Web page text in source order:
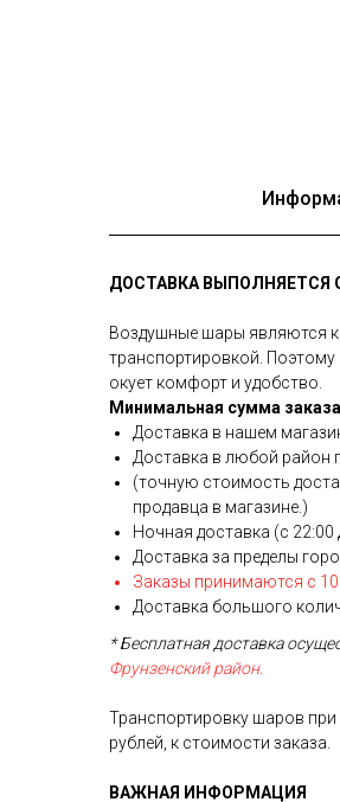
ДОСТАВКА ВЫПОЛНЯЕТСЯ
Воздушные шары являются
транспортировкой. Поэтому
окует комфорт и удобство.
Минимальная сумма
Доставка в нашем
Доставка в любой район
(точную стоимость
продавца в магазине.)
Ночная доставка (с 22:00
Доставка за пределы
Заказы принимаются с
Доставка большого
* Бесплатная доставка
Фрунзенский район.
Транспортировку шаров
рублей, к стоимости заказа.
ВАЖНАЯ ИНФОРМАЦИЯ